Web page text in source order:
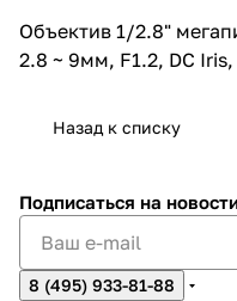
Объектив 1/2.8"
2.8 ~ 9мм, F1.2, DC Iris,
Назад к списку
Подписаться на
8 (495) 933-81-88